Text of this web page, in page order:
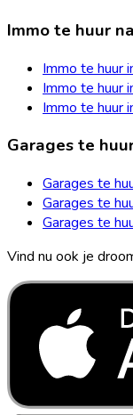
Immo te huur
Immo te huur
Immo te huur
Immo te huur
Garages te
Garages te
Garages te
Garages te
Vind nu ook je